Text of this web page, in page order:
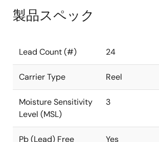
製品スペック
Lead Count (#) 24
Carrier Type Reel
Moisture Sensitivity
Level (MSL)
3
Pb (Lead) Free Yes